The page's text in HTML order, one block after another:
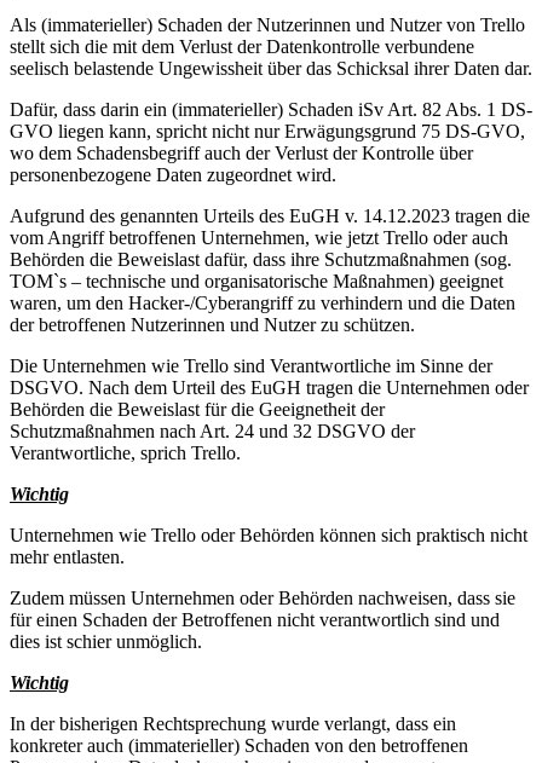
Als (immaterieller) Schaden der Nutzerinnen und Nutzer von Trello
stellt sich die mit dem Verlust der Datenkontrolle verbundene
seelisch belastende Ungewissheit über das Schicksal ihrer Daten dar.
Dafür, dass darin ein (immaterieller) Schaden iSv Art. 82 Abs. 1 DS-
GVO liegen kann, spricht nicht nur Erwägungsgrund 75 DS-GVO,
wo dem Schadensbegriff auch der Verlust der Kontrolle über
personenbezogene Daten zugeordnet wird.
Aufgrund des genannten Urteils des EuGH v. 14.12.2023 tragen die
vom Angriff betroffenen Unternehmen, wie jetzt Trello oder auch
Behörden die Beweislast dafür, dass ihre Schutzmaßnahmen (sog.
TOM`s – technische und organisatorische Maßnahmen) geeignet
waren, um den Hacker-/Cyberangriff zu verhindern und die Daten
der betroffenen Nutzerinnen und Nutzer zu schützen.
Die Unternehmen wie Trello sind Verantwortliche im Sinne der
DSGVO. Nach dem Urteil des EuGH tragen die Unternehmen oder
Behörden die Beweislast für die Geeignetheit der
Schutzmaßnahmen nach Art. 24 und 32 DSGVO der
Verantwortliche, sprich Trello.
Wichtig
Unternehmen wie Trello oder Behörden können sich praktisch nicht
mehr entlasten.
Zudem müssen Unternehmen oder Behörden nachweisen, dass sie
für einen Schaden der Betroffenen nicht verantwortlich sind und
dies ist schier unmöglich.
Wichtig
In der bisherigen Rechtsprechung wurde verlangt, dass ein
konkreter auch (immaterieller) Schaden von den betroffenen